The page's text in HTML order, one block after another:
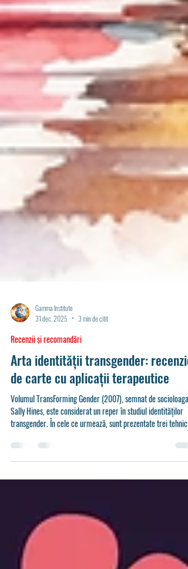
Gamma Institute
31 dec. 2025
3 min de citit
Recenzii și recomandări
Arta identității transgender: recenzie
de carte cu aplicații terapeutice
Volumul TransForming Gender (2007), semnat de socioloaga
terapeutică sau educațională.